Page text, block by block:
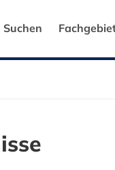
Suchen